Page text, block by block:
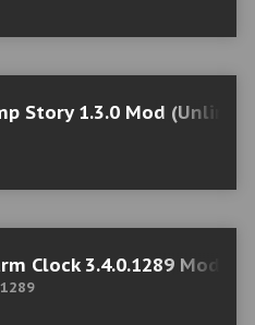
Story 1.3.0 Mod
Clock 3.4.0.1289 Mod